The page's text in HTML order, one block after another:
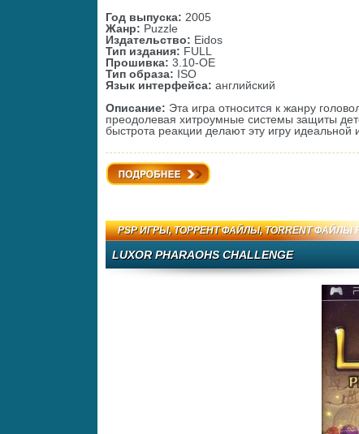
Год выпуска: 2005
Жанр: Puzzle
Издательство: Eidos
Тип издания: FULL
Прошивка: 3.10-OE
Тип образа: ISO
Язык интерфейса: английский
Описание: Эта игра относится к жанру
преодолевая хитроумные системы защиты
быстрота реакции делают эту игру идеальной
PSP ИГРЫ,ТОРРЕНТ ФАЙЛЫ,TORRENT ФАЙЛЫ
LUXOR PHARAOHS CHALLENGE